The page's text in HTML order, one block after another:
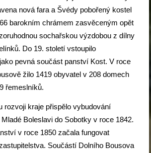
nová fara a Švédy pobořený kostel
barokním chrámem zasvěceným opět
sochařskou výzdobou z dílny
Do 19. století vstoupilo
pevná součást panství Kost. V roce
žilo 1419 obyvatel v 208 domech
řemeslníků.
rozvoji kraje přispělo vybudování
Boleslavi do Sobotky v roce 1842.
v roce 1850 začala fungovat
Součástí Dolního Bousova